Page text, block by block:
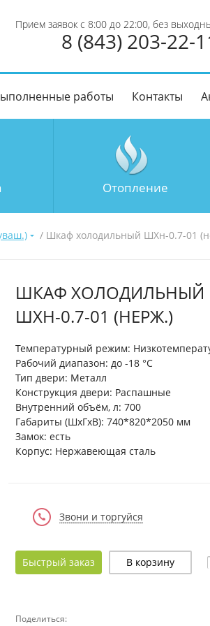
Прием заявок с 8:00 до 22:00, без
8 (843) 203-22-
работы Контакты
Отопление
/ Шкаф холодильный ШХн-0.7-01
ШКАФ ХОЛОДИЛЬНЫЙ
ШХН-0.7-01 (НЕРЖ.)
Температурный режим:
Рабочий диапазон: до -18 °С
Тип двери: Металл
Конструкция двери: Распашные
Внутренний объём, л: 700
Габариты (ШхГхВ): 740*820*2050 мм
Замок: есть
Корпус: Нержавеющая сталь
Звони и торгуйся
Быстрый заказ В корзину
Поделиться: